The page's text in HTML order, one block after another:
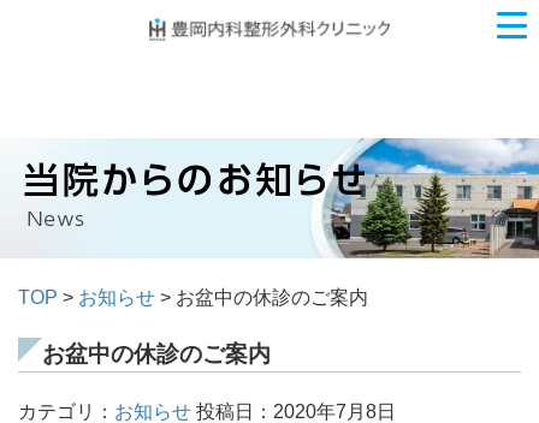
TOP > お知らせ > お盆中の休診のご案内
お盆中の休診のご案内
カテゴリ： お知らせ 投稿日：2020年7月8日